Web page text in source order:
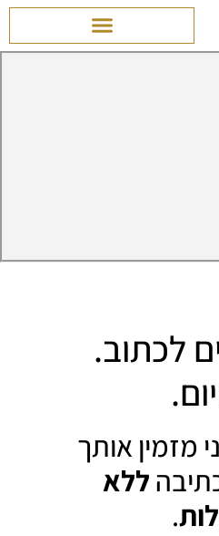
לכתוב.
מזמין אותך
ללא
.